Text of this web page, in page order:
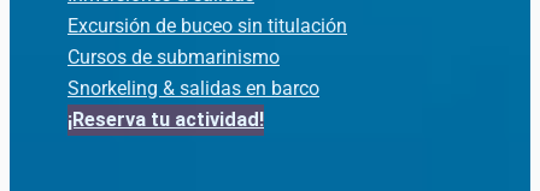
Excursión de buceo sin titulación
Cursos de submarinismo
Snorkeling & salidas en barco
¡Reserva tu actividad!